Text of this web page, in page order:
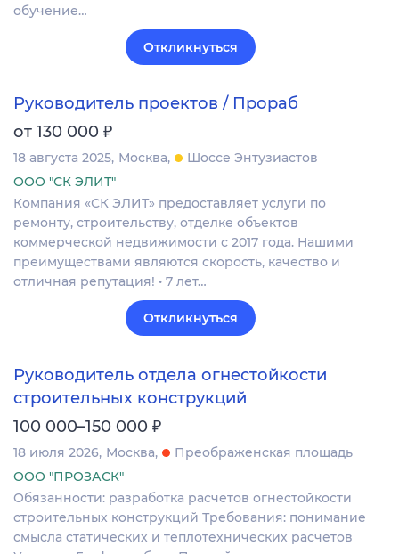
обучение…
Откликнуться
Руководитель проектов / Прораб
от 130 000 ₽
18 августа 2025 Москва
Шоссе Энтузиастов
ООО "СК ЭЛИТ"
Компания «СК ЭЛИТ» предоставляет услуги по
ремонту, строительству, отделке объектов
коммерческой недвижимости с 2017 года. Нашими
преимуществами являются скорость, качество и
отличная репутация! • 7 лет…
Откликнуться
Руководитель отдела огнестойкости
строительных конструкций
100 000–150 000 ₽
18 июля 2026 Москва
Преображенская площадь
ООО "ПРОЗАСК"
Обязанности: разработка расчетов огнестойкости
строительных конструкций Требования: понимание
смысла статических и теплотехнических расчетов